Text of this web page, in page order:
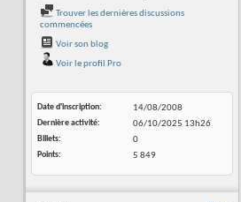
Trouver les dernières discussions
commencées
Voir son blog
Voir le profil Pro
Date d'inscription
14/08/2008
Dernière activité
06/10/2025 13h26
Billets
0
Points
5 849